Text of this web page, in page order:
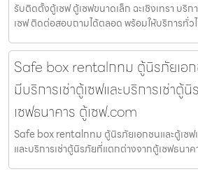
รับติดตั้งตู้เซฟ ตู้เซฟขนาดเล็ก ฉะเชิงเทรา บริ
เซฟ ติดต่อสอบถามได้ตลอด พร้อมให้บริการทั่ว
Safe box rentalกทม ตู้นิรภัยเอก
มีบริการเช่าตู้เซฟและบริการเช่าตู้
เซฟธนาคาร ตู้เซฟ.com
Safe box rentalกทม ตู้นิรภัยเอกชนและตู้เซฟ
และบริการเช่าตู้นิรภัยที่แตกต่างจากตู้เซฟธนาค